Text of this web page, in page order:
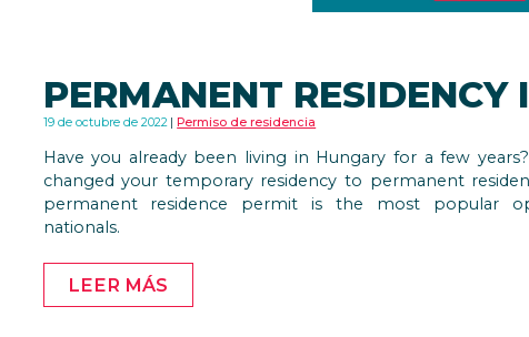
PERMANENT RESIDENCY
19 de octubre de 2022 Permiso de residencia
Have you already been living in Hungary for a few
changed your temporary residency to permanent
permanent residence permit is the most popular
nationals.
LEER MÁS